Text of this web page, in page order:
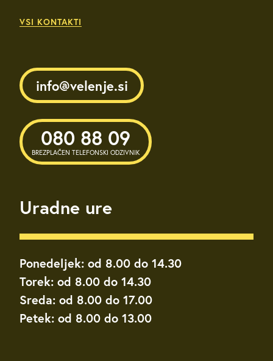
VSI KONTAKTI
info@velenje.si
080 88 09
BREZPLAČEN TELEFONSKI ODZIVNIK
Uradne ure
Ponedeljek: od 8.00 do 14.30
Torek: od 8.00 do 14.30
Sreda: od 8.00 do 17.00
Petek: od 8.00 do 13.00